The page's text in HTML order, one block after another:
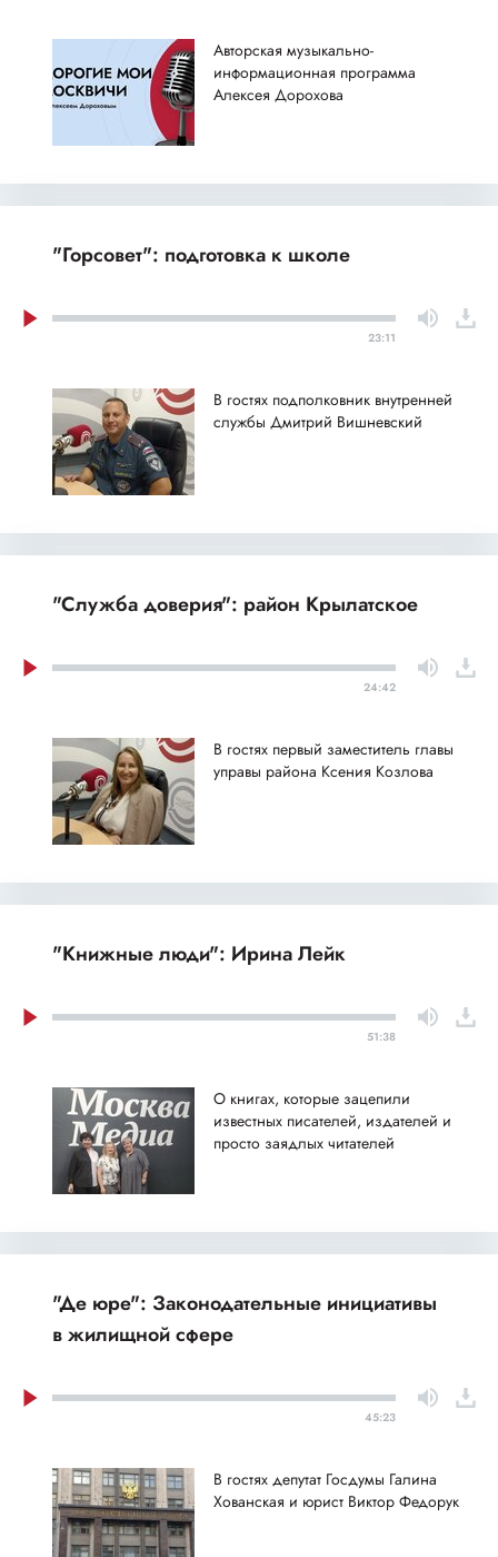
Авторская музыкально-
информационная программа
Алексея Дорохова
"Горсовет": подготовка к школе
23:11
В гостях подполковник внутренней
службы Дмитрий Вишневский
"Служба доверия": район Крылатское
24:42
В гостях первый заместитель главы
управы района Ксения Козлова
"Книжные люди": Ирина Лейк
51:38
О книгах, которые зацепили
известных писателей, издателей и
просто заядлых читателей
"Де юре": Законодательные инициативы
в жилищной сфере
45:23
В гостях депутат Госдумы Галина
Хованская и юрист Виктор Федорук